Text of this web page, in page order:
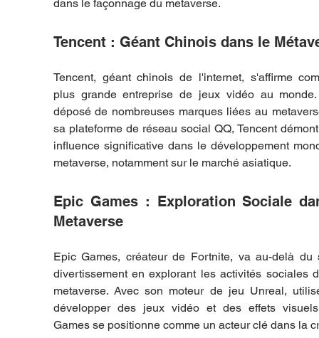
dans le façonnage du metaverse.
Tencent : Géant Chinois dans le
Tencent, géant chinois de l'internet, s'affirme
plus grande entreprise de jeux vidéo au monde.
déposé de nombreuses marques liées au
sa plateforme de réseau social QQ, Tencent
influence significative dans le développement
metaverse, notamment sur le marché asiatique.
Epic Games : Exploration Sociale
Metaverse
Epic Games, créateur de Fortnite, va au-delà du
divertissement en explorant les activités sociales
metaverse. Avec son moteur de jeu Unreal,
développer des jeux vidéo et des effets
Games se positionne comme un acteur clé dans la